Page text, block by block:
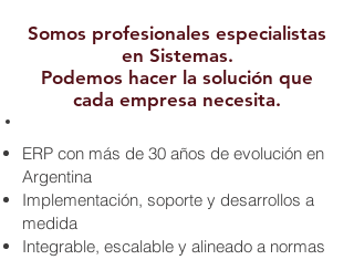
Somos profesionales especialistas
en Sistemas.
Podemos hacer la solución que
cada empresa necesita.
ERP con más de 30 años de evolución en
Argentina
Implementación, soporte y desarrollos a
medida
Integrable, escalable y alineado a normas